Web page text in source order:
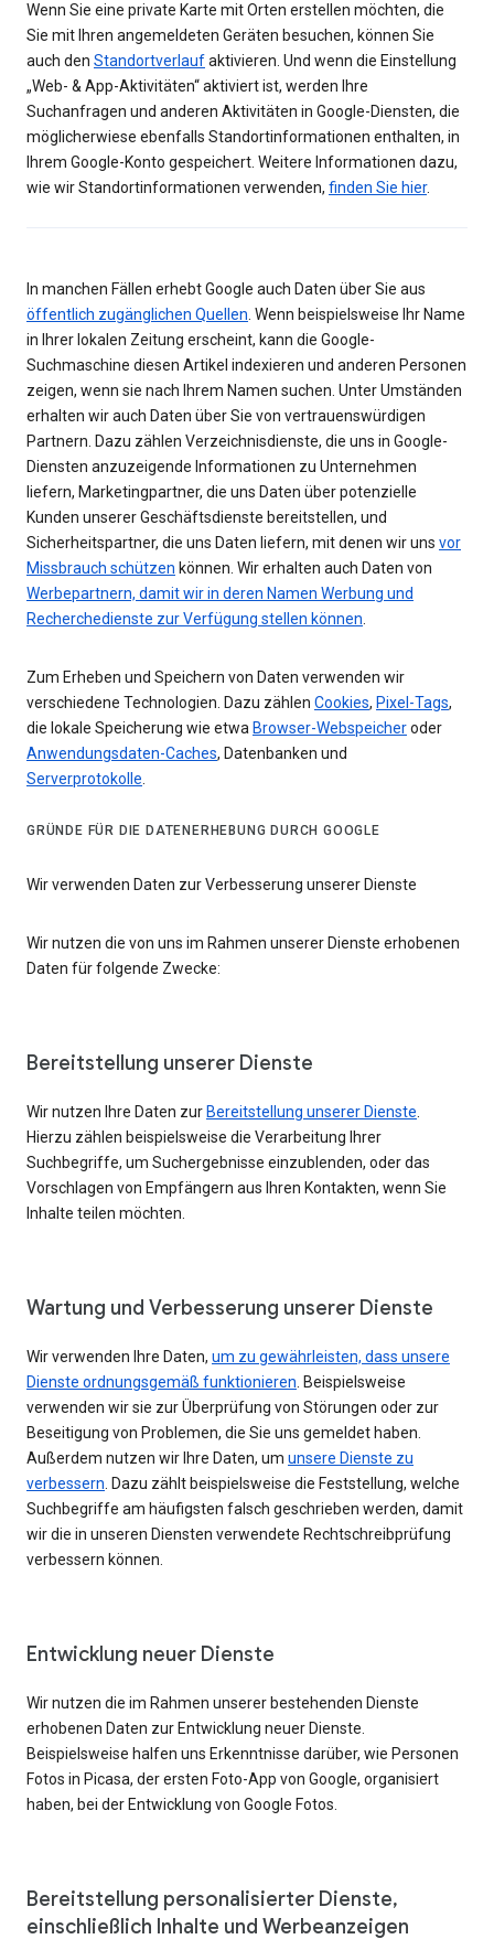
Wenn Sie eine private Karte mit Orten erstellen möchten, die
Sie mit Ihren angemeldeten Geräten besuchen, können Sie
auch den Standortverlaufaktivieren. Und wenn die Einstellung
„Web- & App-Aktivitäten“ aktiviert ist, werden Ihre
Suchanfragen und anderen Aktivitäten in Google-Diensten, die
möglicherwiese ebenfalls Standortinformationen enthalten, in
Ihrem Google-Konto gespeichert. Weitere Informationen dazu,
wie wir Standortinformationen verwenden, finden Sie hier.
In manchen Fällen erhebt Google auch Daten über Sie aus
öffentlich zugänglichen Quellen. Wenn beispielsweise Ihr Name
in Ihrer lokalen Zeitung erscheint, kann die Google-
Suchmaschine diesen Artikel indexieren und anderen Personen
zeigen, wenn sie nach Ihrem Namen suchen. Unter Umständen
erhalten wir auch Daten über Sie von vertrauenswürdigen
Partnern. Dazu zählen Verzeichnisdienste, die uns in Google-
Diensten anzuzeigende Informationen zu Unternehmen
liefern, Marketingpartner, die uns Daten über potenzielle
Kunden unserer Geschäftsdienste bereitstellen, und
Sicherheitspartner, die uns Daten liefern, mit denen wir uns vor
Missbrauch schützen können. Wir erhalten auch Daten von
Werbepartnern, damit wir in deren Namen Werbung und
Recherchedienste zur Verfügung stellen können.
Zum Erheben und Speichern von Daten verwenden wir
verschiedene Technologien. Dazu zählen Cookies, Pixel-Tags,
die lokale Speicherung wie etwa Browser-Webspeicheroder
Anwendungsdaten-Caches, Datenbanken und
Serverprotokolle.
GRÜNDE FÜR DIE DATENERHEBUNG DURCH GOOGLE
Wir verwenden Daten zur Verbesserung unserer Dienste
Wir nutzen die von uns im Rahmen unserer Dienste erhobenen
Daten für folgende Zwecke:
Bereitstellung unserer Dienste
Wir nutzen Ihre Daten zur Bereitstellung unserer Dienste
Hierzu zählen beispielsweise die Verarbeitung Ihrer
Suchbegriffe, um Suchergebnisse einzublenden, oder das
Vorschlagen von Empfängern aus Ihren Kontakten, wenn Sie
Inhalte teilen möchten.
Wartung und Verbesserung unserer Dienste
Wir verwenden Ihre Daten, um zu gewährleisten, dass unsere
Dienste ordnungsgemäß funktionieren . Beispielsweise
verwenden wir sie zur Überprüfung von Störungen oder zur
Beseitigung von Problemen, die Sie uns gemeldet haben.
Außerdem nutzen wir Ihre Daten, um unsere Dienste zu
verbessern . Dazu zählt beispielsweise die Feststellung, welche
Suchbegriffe am häufigsten falsch geschrieben werden, damit
wir die in unseren Diensten verwendete Rechtschreibprüfung
verbessern können.
Entwicklung neuer Dienste
Wir nutzen die im Rahmen unserer bestehenden Dienste
erhobenen Daten zur Entwicklung neuer Dienste.
Beispielsweise halfen uns Erkenntnisse darüber, wie Personen
Fotos in Picasa, der ersten Foto-App von Google, organisiert
haben, bei der Entwicklung von Google Fotos.
Bereitstellung personalisierter Dienste,
einschließlich Inhalte und Werbeanzeigen